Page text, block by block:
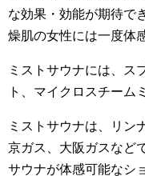
な効果・効能が期待で
燥肌の女性には一度体
ミストサウナには、ス
ト、マイクロスチーム
ミストサウナは、リン
京ガス、大阪ガスなど
サウナが体感可能なシ